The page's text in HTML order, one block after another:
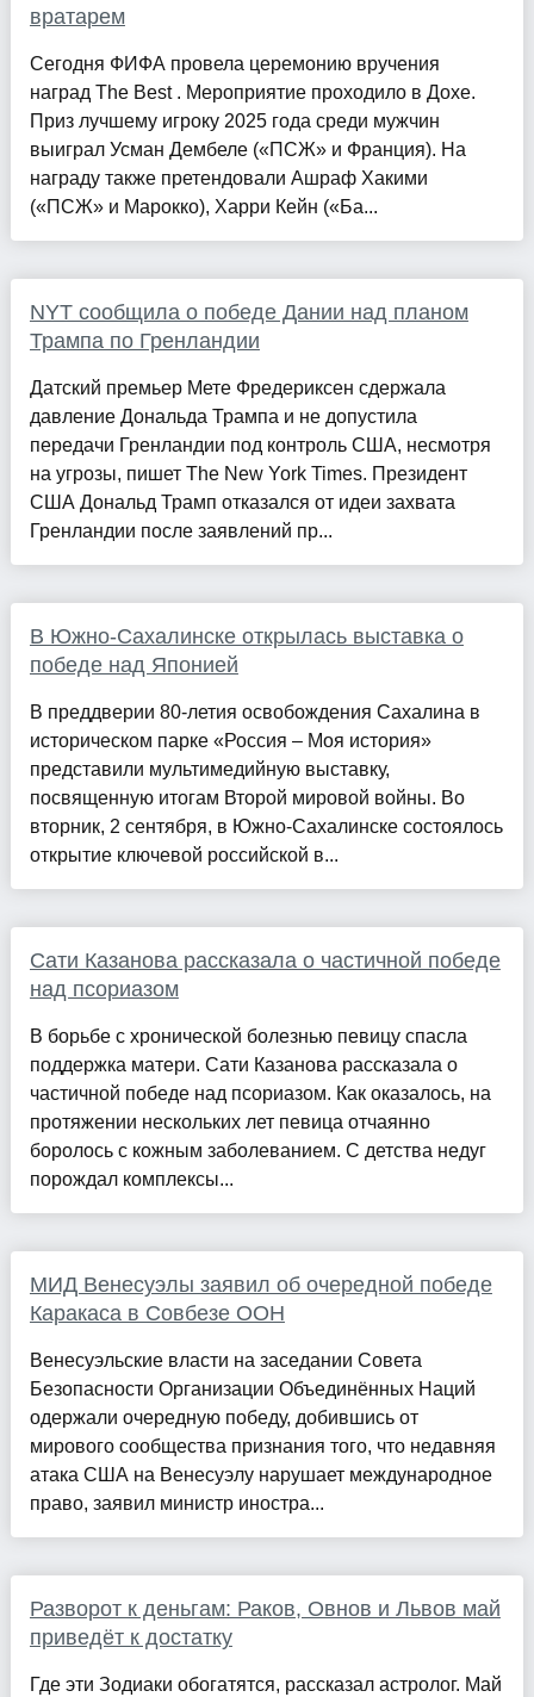
вратарем
Сегодня ФИФА провела церемонию вручения
наград The Best . Мероприятие проходило в Дохе.
Приз лучшему игроку 2025 года среди мужчин
выиграл Усман Дембеле («ПСЖ» и Франция). На
награду также претендовали Ашраф Хакими
(«ПСЖ» и Марокко), Харри Кейн («Ба...
NYT сообщила о победе Дании над планом
Трампа по Гренландии
Датский премьер Мете Фредериксен сдержала
давление Дональда Трампа и не допустила
передачи Гренландии под контроль США, несмотря
на угрозы, пишет The New York Times. Президент
США Дональд Трамп отказался от идеи захвата
Гренландии после заявлений пр...
В Южно-Сахалинске открылась выставка о
победе над Японией
В преддверии 80-летия освобождения Сахалина в
историческом парке «Россия – Моя история»
представили мультимедийную выставку,
посвященную итогам Второй мировой войны. Во
вторник, 2 сентября, в Южно-Сахалинске состоялось
открытие ключевой российской в...
Сати Казанова рассказала о частичной победе
над псориазом
В борьбе с хронической болезнью певицу спасла
поддержка матери. Сати Казанова рассказала о
частичной победе над псориазом. Как оказалось, на
протяжении нескольких лет певица отчаянно
боролось с кожным заболеванием. С детства недуг
порождал комплексы...
МИД Венесуэлы заявил об очередной победе
Каракаса в Совбезе ООН
Венесуэльские власти на заседании Совета
Безопасности Организации Объединённых Наций
одержали очередную победу, добившись от
мирового сообщества признания того, что недавняя
атака США на Венесуэлу нарушает международное
право, заявил министр иностра...
Разворот к деньгам: Раков, Овнов и Львов май
приведёт к достатку
Где эти Зодиаки обогатятся, рассказал астролог. Май